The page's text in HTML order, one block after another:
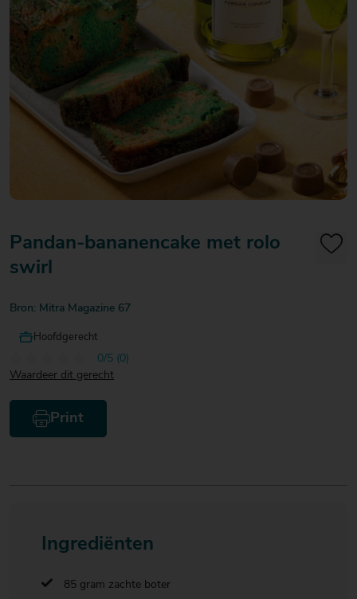
Over Mitra
Voordelen Mitra Member
Klantenservice
20
€ 20
€ 25
20
€ 20
25
Pandan-bananencake met rolo
swirl
Bron: Mitra Magazine 67
Hoofdgerecht
0/5 (0)
Waardeer dit gerecht
Print
Ingrediënten
85 gram zachte boter